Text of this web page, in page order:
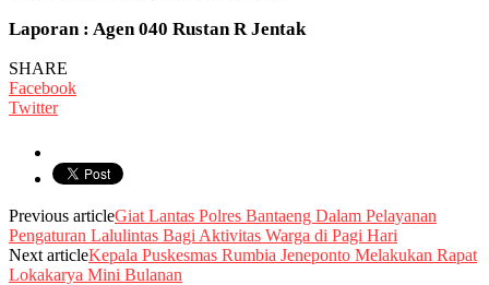
Laporan : Agen 040 Rustan R Jentak
SHARE
Facebook
Twitter
Previous articleGiat Lantas Polres Bantaeng Dalam Pelayanan
Pengaturan Lalulintas Bagi Aktivitas Warga di Pagi Hari
Next articleKepala Puskesmas Rumbia Jeneponto Melakukan Rapat
Lokakarya Mini Bulanan